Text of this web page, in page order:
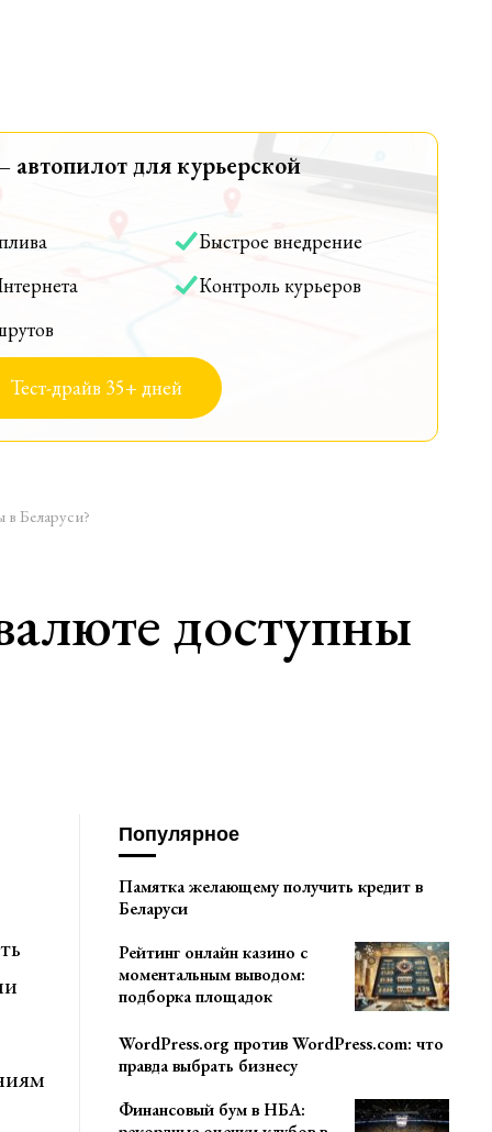
для курьерской
Быстрое внедрение
Контроль курьеров
Тест-драйв 35+ дней
Беларуси?
доступны
Популярное
Памятка желающему получить кредит в
Беларуси
Рейтинг онлайн казино с
моментальным выводом:
подборка площадок
WordPress.org против WordPress.com: что
правда выбрать бизнесу
Финансовый бум в НБА: